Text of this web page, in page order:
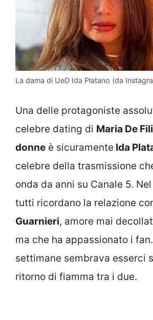
La dama di UeD Ida Platano (da
Una delle protagoniste
celebre dating di Maria De
donne è sicuramente Ida
celebre della trasmissione
onda da anni su Canale 5.
tutti ricordano la relazione
Guarnieri, amore mai
ma che ha appassionato i
settimane sembrava esserci
ritorno di fiamma tra i due.